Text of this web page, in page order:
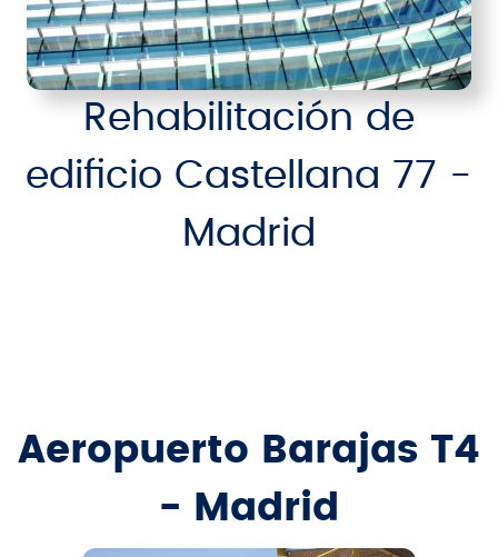
Rehabilitación de
edificio Castellana 77 -
Madrid
Aeropuerto Barajas T4
- Madrid